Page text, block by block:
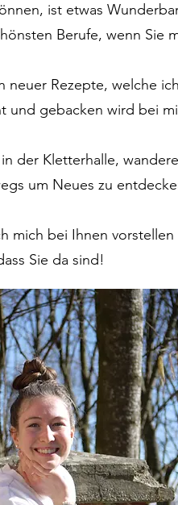
ist etwas
Berufe, wenn Sie
Rezepte, welche
und gebacken wird bei
der Kletterhalle,
um Neues zu
mich bei Ihnen
Sie da sind!